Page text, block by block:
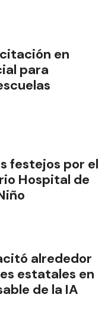
en
para
festejos por el
Hospital de
alrededor
estatales en
de la IA